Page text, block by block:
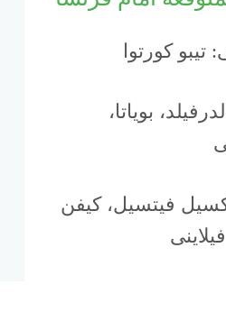
كورتوا
بوياتا،
فيتسيل، كيفن